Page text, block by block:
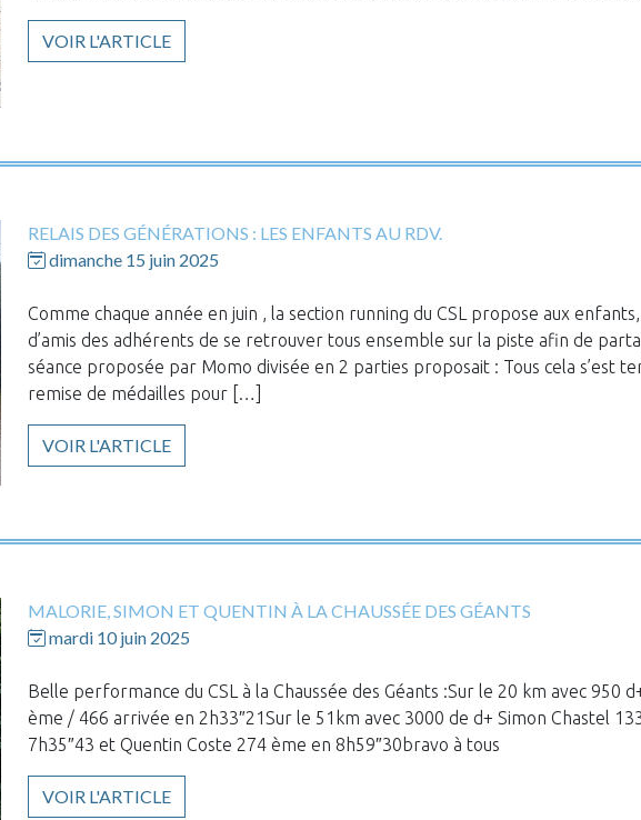
VOIR L'ARTICLE
RELAIS DES GÉNÉRATIONS : LES ENFANTS AU RDV.
dimanche 15 juin 2025
Comme chaque année en juin , la section running du CSL propose aux
d’amis des adhérents de se retrouver tous ensemble sur la piste afin de
séance proposée par Momo divisée en 2 parties proposait : Tous cela s’est
remise de médailles pour […]
VOIR L'ARTICLE
MALORIE, SIMON ET QUENTIN À LA CHAUSSÉE DES GÉANTS
mardi 10 juin 2025
Belle performance du CSL à la Chaussée des Géants :Sur le 20 km avec 950
ème / 466 arrivée en 2h33″21Sur le 51km avec 3000 de d+ Simon Chastel
7h35″43 et Quentin Coste 274 ème en 8h59″30bravo à tous
VOIR L'ARTICLE